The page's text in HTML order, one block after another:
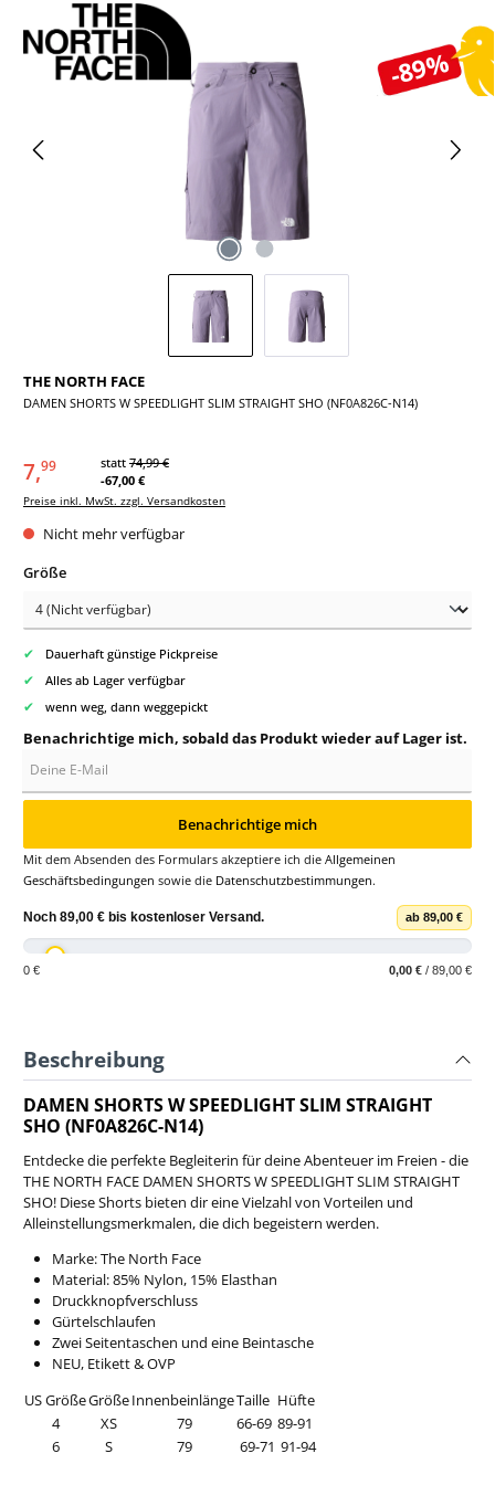
-89%
Bildergalerie überspringen
THE NORTH FACE
DAMEN SHORTS W SPEEDLIGHT SLIM STRAIGHT SHO (NF0A826C-N14)
7,99 statt 74,99 €
-67,00 €
Preise inkl. MwSt. zzgl. Versandkosten
Nicht mehr verfügbar
Größeauswählen
✔ Dauerhaft günstige Pickpreise
✔ Alles ab Lager verfügbar
✔ wenn weg, dann weggepickt
Benachrichtige mich, sobald das Produkt wieder auf Lager ist.
Benachrichtige mich
Mit dem Absenden des Formulars akzeptiere ich die Allgemeinen
Geschäftsbedingungen sowie die Datenschutzbestimmungen.
Noch 89,00 € bis kostenloser Versand. ab 89,00 €
0 € 0,00 € / 89,00 €
Beschreibung
DAMEN SHORTS W SPEEDLIGHT SLIM STRAIGHT
SHO (NF0A826C-N14)
Entdecke die perfekte Begleiterin für deine Abenteuer im Freien - die
THE NORTH FACE DAMEN SHORTS W SPEEDLIGHT SLIM STRAIGHT
SHO! Diese Shorts bieten dir eine Vielzahl von Vorteilen und
Alleinstellungsmerkmalen, die dich begeistern werden.
Marke: The North Face
Material:85% Nylon, 15% Elasthan
Druckknopfverschluss
Gürtelschlaufen
Zwei Seitentaschen und eine Beintasche
NEU, Etikett & OVP
US GrößeGrößeInnenbeinlängeTaille Hüfte
4
XS 79 66-69 89-91
6
S 79 69-71 91-94